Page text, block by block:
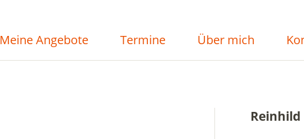
Meine Angebote Termine Über mich
Reinhild